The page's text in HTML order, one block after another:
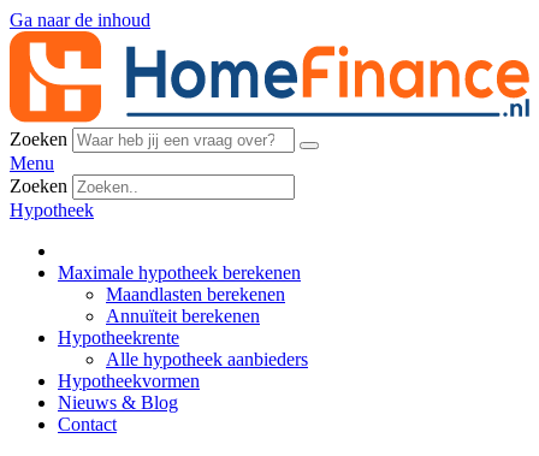
Ga naar de inhoud
Zoeken
Menu
Zoeken
Hypotheek
Maximale hypotheek berekenen
Maandlasten berekenen
Annuïteit berekenen
Hypotheekrente
Alle hypotheek aanbieders
Hypotheekvormen
Nieuws & Blog
Contact